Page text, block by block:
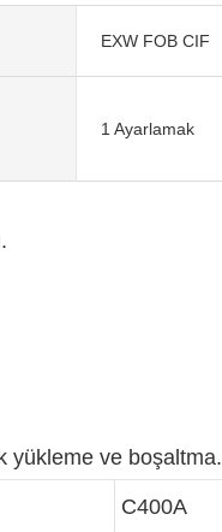
EXW FOB CIF
1 Ayarlamak
yükleme ve boşaltma.
C400A